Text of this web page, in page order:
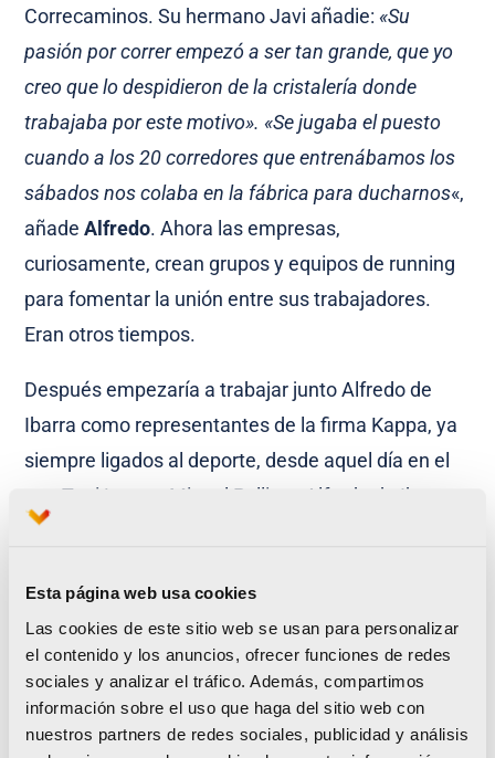
Esta página web usa cookies
Las cookies de este sitio web se usan para personalizar
el contenido y los anuncios, ofrecer funciones de redes
sociales y analizar el tráfico. Además, compartimos
información sobre el uso que haga del sitio web con
nuestros partners de redes sociales, publicidad y análisis
Correcaminos. Su hermano Javi añadie:«Su
pasión por correr empezó a ser tan grande, que yo
creo que lo despidieron de la cristalería donde
trabajaba por este motivo». «Se jugaba el puesto
cuando a los 20 corredores que entrenábamos los
sábados nos colaba en la fábrica para ducharnos«,
añadeAlfredo. Ahora las empresas,
curiosamente, crean grupos y equipos de running
para fomentar la unión entre sus trabajadores.
Eran otros tiempos.
Después empezaría a trabajar junto Alfredo de
Ibarra como representantes de la firma Kappa, ya
siempre ligados al deporte, desde aquel día en el
que Toni Lastra, Miguel Pellicer, Alfredo de Ibarra y
otros amantes del deporte fundaron la Sociedad
La primera cita fueron las ’24 horas de
footing’. Luego llegó cualquier tipo de iniciativa
relacionada con correr. «
Entraba en una
habituación, decía he tenido una idea… y todo el
mundo le prestaba atención. Llegaron incluso a